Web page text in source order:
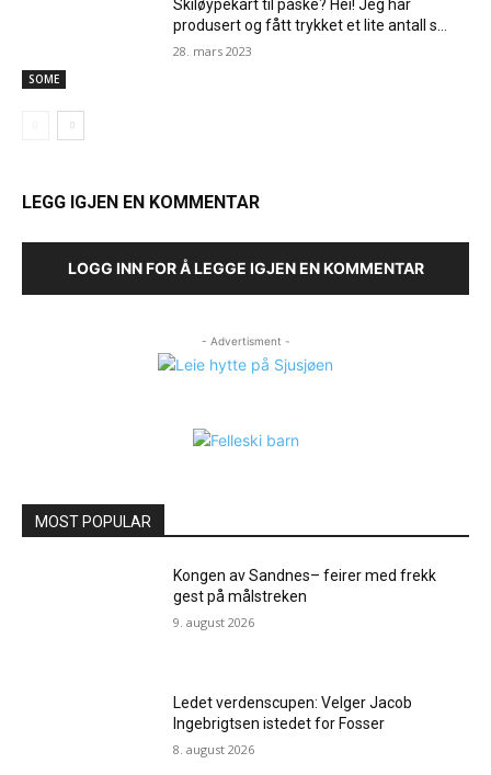
SOME
Skiløypekart til påske? Hei! Jeg har
produsert og fått trykket et lite antall s…
28. mars 2023
LEGG IGJEN EN KOMMENTAR
LOGG INN FOR Å LEGGE IGJEN EN KOMMENTAR
- Advertisment -
MOST POPULAR
Kongen av Sandnes– feirer med frekk
gest på målstreken
9. august 2026
Ledet verdenscupen: Velger Jacob
Ingebrigtsen istedet for Fosser
8. august 2026